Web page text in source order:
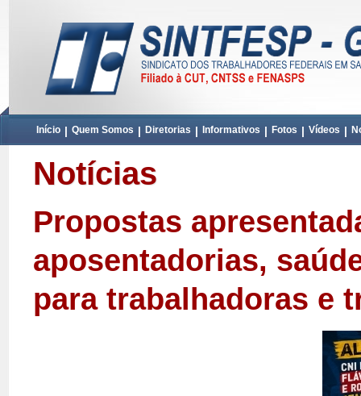
Início | Quem Somos | Diretorias | Informativos | Fotos | Vídeos |
Notícias
Propostas
aposentadorias,
para trabalhadoras e